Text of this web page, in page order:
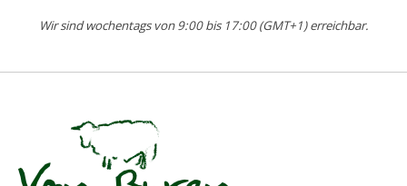
Wir sind wochentags von 9:00 bis 17:00 (GMT+1) erreichbar.